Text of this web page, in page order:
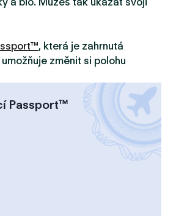
, která je zahrnutá
změnit si polohu
Passport™